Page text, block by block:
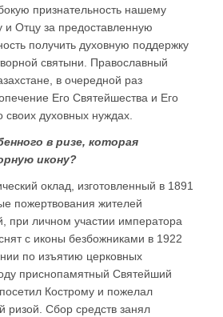
признательность нашему
и Отцу за предоставленную
получить духовную поддержку
святыни. Православный
в очередной раз
Его Святейшества и Его
своих духовных нуждах.
в ризе, которая
икону?
оклад, изготовленный в 1891
пожертвования жителей
при личном участии императора
с иконы безбожниками в 1922
по изъятию церковных
приснопамятный Святейший
Кострому и пожелал
ризой. Сбор средств занял